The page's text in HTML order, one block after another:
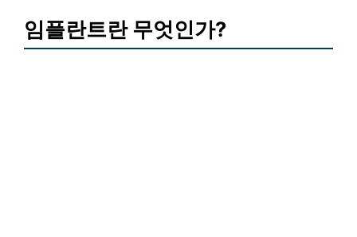
임플란트란 무엇인가?